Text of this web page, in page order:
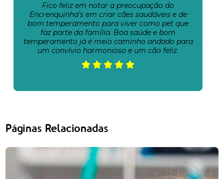
Fico feliz em notar a preocupação do
Encrenquinha’s em criar cães saudáveis e de
bom temperamento para viver como pet que
faz parte da família. Boa saúde e bom
temperamento já é meio caminho andado para
um convívio harmonioso e um cão feliz.
Páginas Relacionadas